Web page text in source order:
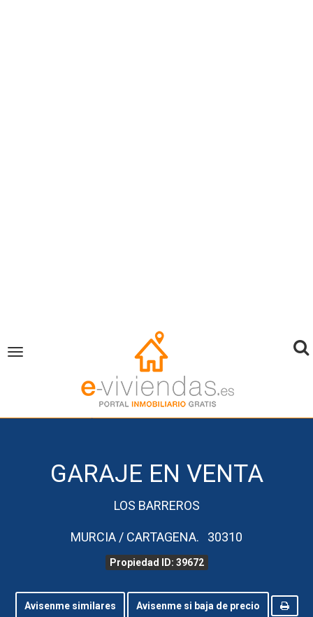
Toggle
Garaje en Venta Murcia Cartagena
GARAJE EN VENTA
LOS BARREROS
MURCIA / CARTAGENA. 30310
Propiedad ID: 39672
Avisenme similares Avisenme si baja de precio